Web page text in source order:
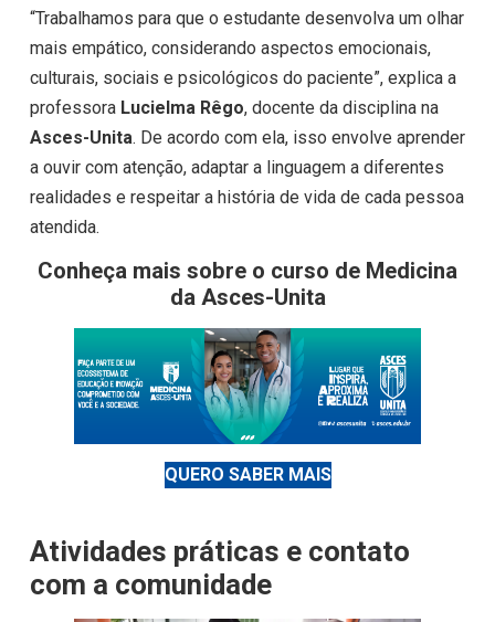
“Trabalhamos para que o estudante desenvolva um olhar
mais empático, considerando aspectos emocionais,
culturais, sociais e psicológicos do paciente”, explica a
professora Lucielma Rêgo, docente da disciplina na
Asces-Unita. De acordo com ela, isso envolve aprender
a ouvir com atenção, adaptar a linguagem a diferentes
realidades e respeitar a história de vida de cada pessoa
atendida.
Conheça mais sobre o curso de Medicina
da Asces-Unita
QUERO SABER MAIS
Atividades práticas e contato
com a comunidade